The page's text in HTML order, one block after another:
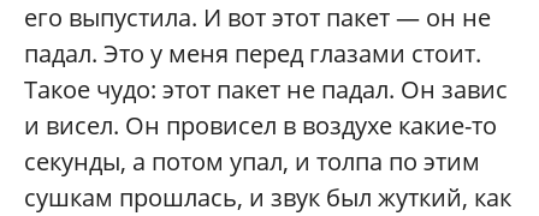
его выпустила. И вот этот пакет — он не
падал. Это у меня перед глазами стоит.
Такое чудо: этот пакет не падал. Он завис
и висел. Он провисел в воздухе какие-то
секунды, а потом упал, и толпа по этим
сушкам прошлась, и звук был жуткий, как